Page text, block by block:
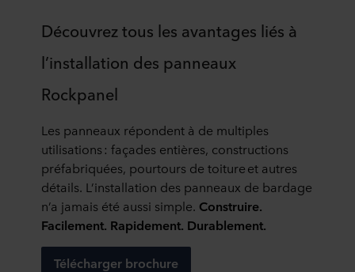
Découvrez tous les avantages liés à
l’installation des panneaux
Rockpanel
Les panneaux répondent à de multiples
utilisations : façades entières, constructions
préfabriquées, pourtours de toitureet autres
détails. L ’installation des panneaux de bardage
n’a jamais été aussi simple. Construire.
Facilement. Rapidement. Durablement.
Télécharger brochure